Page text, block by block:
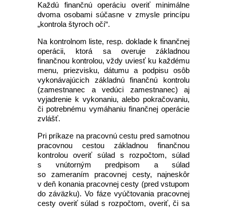
Každú finančnú operáciu overiť minimálne
dvoma osobami súčasne v zmysle princípu
„kontrola štyroch očí“.
Na kontrolnom liste, resp. doklade k finančnej
operácii, ktorá sa overuje základnou
finančnou kontrolou, vždy uviesť ku každému
menu, priezvisku, dátumu a podpisu osôb
vykonávajúcich základnú finančnú kontrolu
(zamestnanec a vedúci zamestnanec) aj
vyjadrenie k vykonaniu, alebo pokračovaniu,
či potrebnému vymáhaniu finančnej operácie
zvlášť.
Pri príkaze na pracovnú cestu pred samotnou
pracovnou cestou základnou finančnou
kontrolou overiť súlad s rozpočtom, súlad
s vnútorným predpisom a súlad
so zameraním pracovnej cesty, najneskôr
v deň konania pracovnej cesty (pred vstupom
do záväzku). Vo fáze vyúčtovania pracovnej
cesty overiť súlad s rozpočtom, overiť, či sa